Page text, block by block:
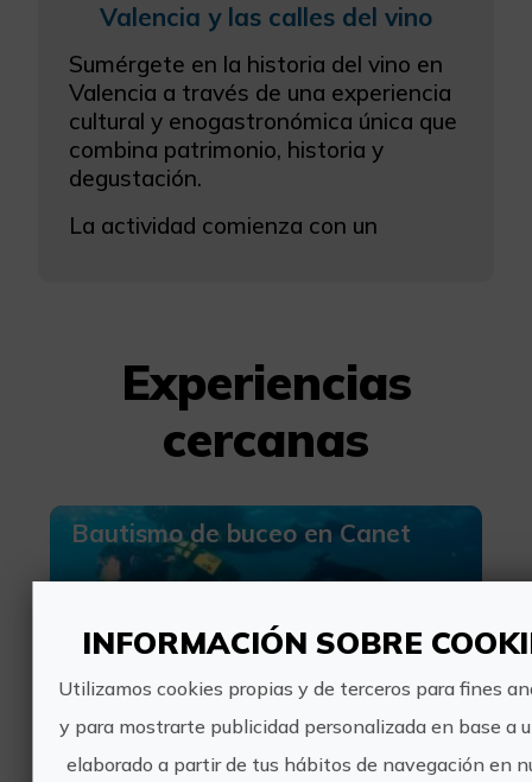
Valencia y las calles del vino
Sumérgete en la historia del vino en
Valencia a través de una experiencia
cultural y enogastronómica única que
combina patrimonio, historia y
degustación.
La actividad comienza con un
Experiencias
cercanas
Bautismo de buceo en Canet
70€
INFORMACIÓN SOBRE
Utilizamos cookies propias y de terceros para fines
y para mostrarte publicidad personalizada en base a
elaborado a partir de tus hábitos de navegación en